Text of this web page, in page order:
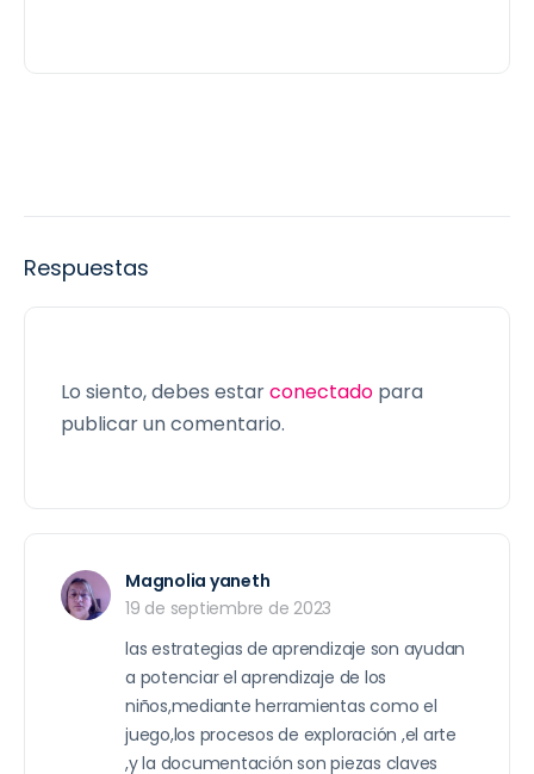
Respuestas
Lo siento, debes estarconectado para
publicar un comentario.
Magnolia yaneth
19 de septiembre de 2023
las estrategias de aprendizaje son ayudan
a potenciar el aprendizaje de los
niños,mediante herramientas como el
juego,los procesos de exploración ,el arte
,y la documentación son piezas claves